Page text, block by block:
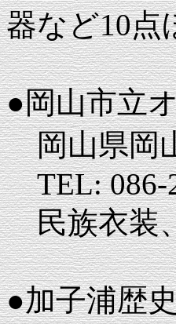
器など10点
●岡山市立
岡山県岡
TEL: 086-
民族衣装
●加子浦歴